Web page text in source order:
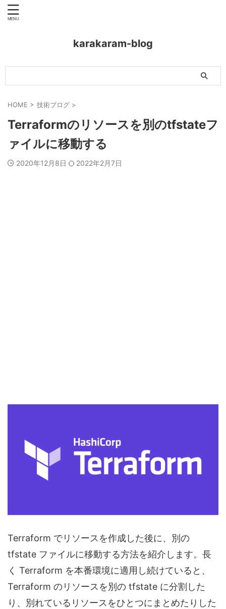
karakaram-blog
HOME > 技術ブログ >
Terraformのリソースを別のtfstateフ
ァイルに移動する
2020年12月8日 2022年2月7日
Terraform でリソースを作成した後に、別の
tfstate ファイルに移動する方法を紹介します。長
く Terraform を本番環境に適用し続けていると、
Terraform のリソースを別の tfstate に分割した
り、別れているリソースをひとつにまとめたりした